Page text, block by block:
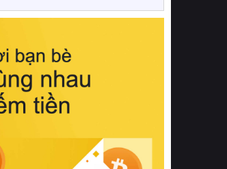
này, bạn sẽ cảm nhận rõ rệt sự khác
hồi chuẩn xác của phần đệm nâng đỡ
cột sống.
Bên cạnh đó, việc lựa chọn các dòng
sản phẩm đạt chuẩn chất lượng quốc
tế còn giúp ngăn ngừa tình trạng kích
khuẩn và nấm mốc trong điều kiện
thời tiết nóng ẩm. Bạn có thể tìm hiểu
thêm các nghiên cứu khoa học về tác